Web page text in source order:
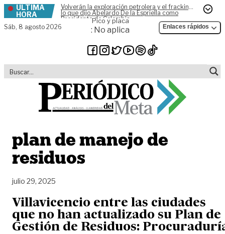
Skip to content
ÚLTIMA
HORA
Volverán la exploración petrolera y el fracking,
lo que dijo Abelardo De la Espriella como
Presidente de Colombia
Sáb, 8 agosto 2026
Pico y placa
: No aplica Enlaces rápidos
plan de manejo de
residuos
julio 29, 2025
Villavicencio entre las ciudades
que no han actualizado su Plan de
Gestión de Residuos: